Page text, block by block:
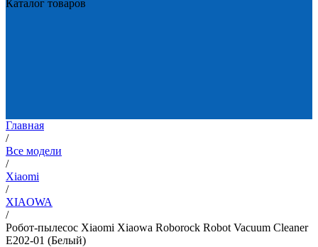
Каталог товаров
Главная
/
Все модели
/
Xiaomi
/
XIAOWA
/
Робот-пылесос Xiaomi Xiaowa Roborock Robot Vacuum Cleaner
E202-01 (Белый)